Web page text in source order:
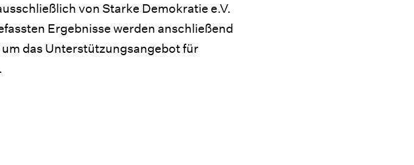
von Starke Demokratie e.V.
Ergebnisse werden anschließend
das Unterstützungsangebot für